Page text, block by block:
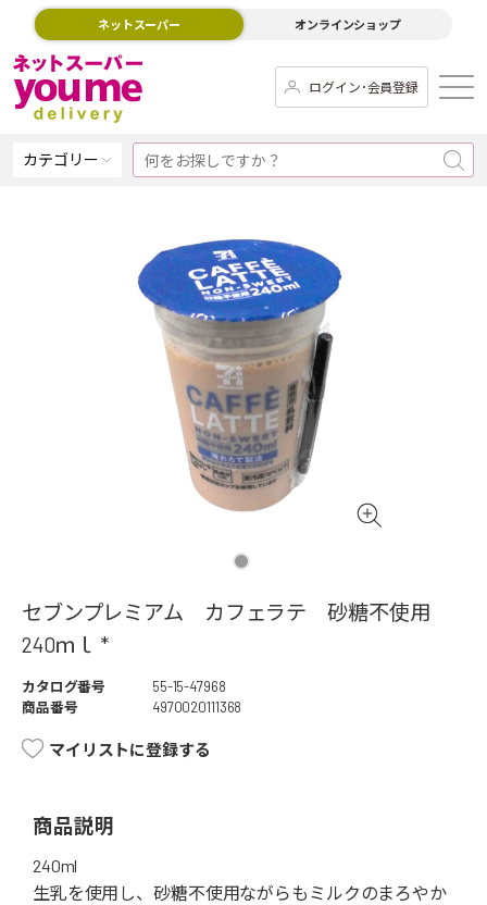
ネットスーパー オンラインショップ
ログイン･会員登録
カテゴリー
セブンプレミアム カフェラテ 砂糖不使用
240ｍｌ *
カタログ番号
55-15-47968
商品番号
4970020111368
マイリストに登録する
商品説明
240ml
生乳を使用し、砂糖不使用ながらもミルクのまろやか